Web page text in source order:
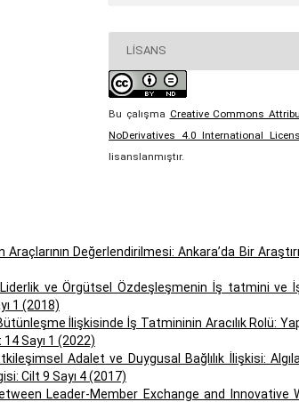
LISANS
Bu çalışma Creative Commons
NoDerivatives 4.0 International
lisanslanmıştır.
Araçlarının Değerlendirilmesi: Ankara’da Bir
ve Örgütsel Özdeşleşmenin İş tatmini ve
1 (2018)
İlişkisinde İş Tatmininin Aracılık Rolü:
Sayı 1 (2022)
Adalet ve Duygusal Bağlılık İlişkisi:
Cilt 9 Sayı 4 (2017)
Leader-Member Exchange and Innovative